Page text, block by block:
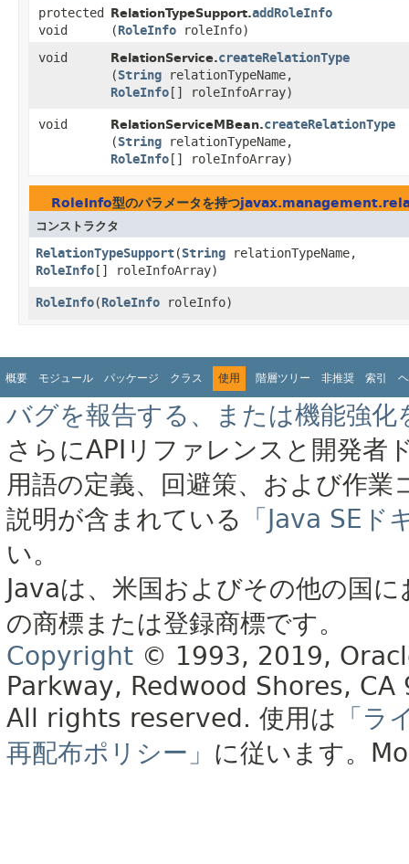
protected
void
RelationTypeSupport.addRoleInfo
(RoleInfo roleInfo)
void
RelationService.createRelationType
(String relationTypeName,
RoleInfo [] roleInfoArray)
void RelationServiceMBean.createRelationType
(String relationTypeName,
RoleInfo [] roleInfoArray)
RoleInfo型のパラメータを持つ
コンストラクタ
RelationTypeSupport​(String relationTypeName,
RoleInfo [] roleInfoArray)
RoleInfo​(RoleInfo roleInfo)
概要 モジュール パッケージ クラス 使用 階層ツリー 非推奨 索引
バグを報告する、または機能強化
さらにAPIリファレンスと開発者
用語の定義、回避策、および作
説明が含まれている
「Java SE
い。
Javaは、米国およびその他の国
の商標または登録商標です。
Copyright © 1993, 2019,
Parkway, Redwood Shores, CA
All rights reserved. 使用は 「ラ
再配布ポリシー」 に従います。